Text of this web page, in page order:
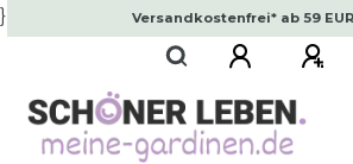
} Versandkostenfrei* ab 59